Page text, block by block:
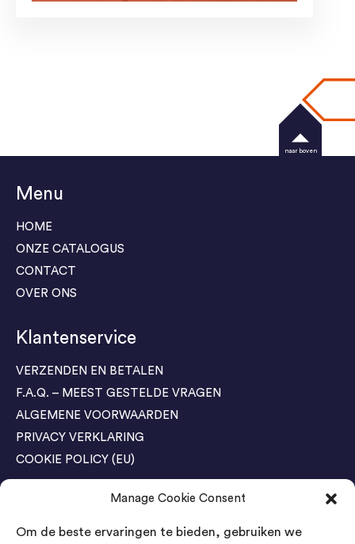
Manage Cookie Consent
Om de beste ervaringen te bieden, gebruiken we
Menu
HOME
ONZE CATALOGUS
CONTACT
OVER ONS
Klantenservice
VERZENDEN EN BETALEN
F.A.Q. – MEEST GESTELDE VRAGEN
ALGEMENE VOORWAARDEN
PRIVACY VERKLARING
COOKIE POLICY (EU)
Agenda Trade Shows
04-05 November / SVG FAIR Winterswijk
naar boven